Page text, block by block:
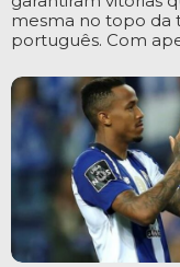
mesma no topo da
português. Com